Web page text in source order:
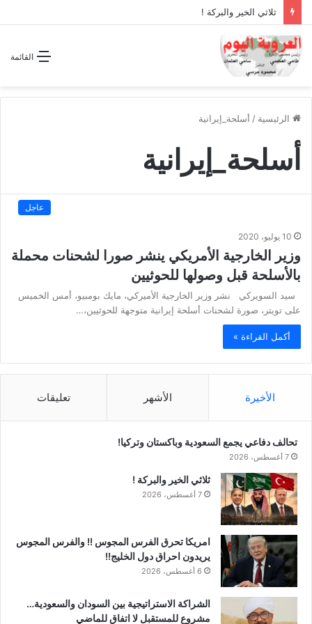
ثلاثي الخير والبركة !
القائمة
الرئيسية / أسلحة_إيرانية
أسلحة_إيرانية
عاجل
10 يوليو، 2020
وزير الخارجية الأمريكي ينشر صورا لشحنات محملة
بالأسلحة قبل وصولها للحوثيين
سيد السويركي نشر وزير الخارجية الأميركي، مايك بومبيو، أمس الخميس
على تويتر، صورة لشحنات أسلحة إيرانية متوجهة للحوثيين،…
أكمل القراءة »
الأخيرة الأشهر تعليقات
تحالف دفاعي يجمع السعودية وباكستان وتركيا!
7 أغسطس، 2026
ثلاثي الخير والبركة !
7 أغسطس، 2026
امريكا تحرق الفرس المجوس !! والفرس المجوس
يريدون احراق دول الخليج!!
6 أغسطس، 2026
الشراكة الاستراتيجية بين السودان والسعودية…
مشروع للمستقبل لا اتفاق للماضي